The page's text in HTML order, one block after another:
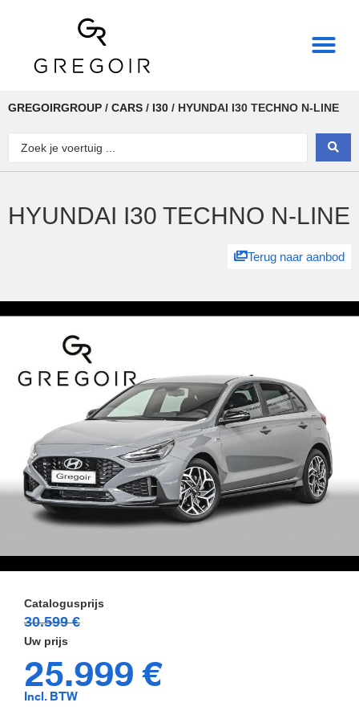
GREGOIRGROUP / CARS / I30 / HYUNDAI I30 TECHNO N-LINE
HYUNDAI I30 TECHNO N-LINE
Terug naar aanbod
30.599 €
25.999 €
Incl. BTW